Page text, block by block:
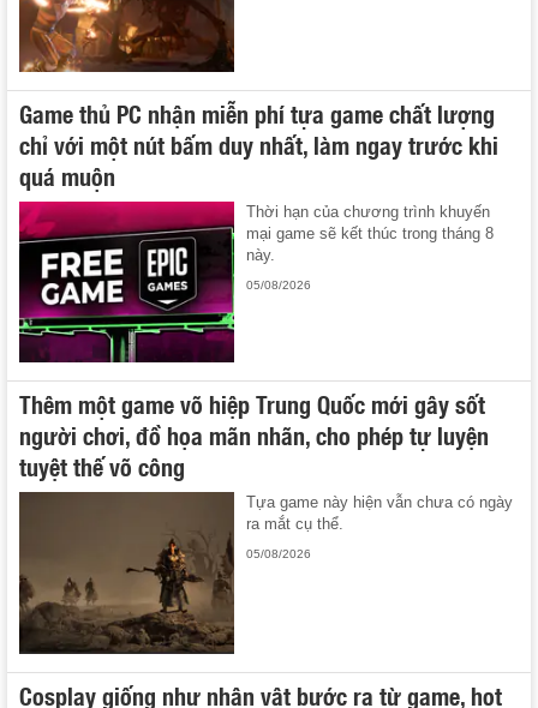
Game thủ PC nhận miễn phí tựa game chất lượng
chỉ với một nút bấm duy nhất, làm ngay trước khi
quá muộn
Thời hạn của chương trình khuyến
mại game sẽ kết thúc trong tháng 8
này.
05/08/2026
Thêm một game võ hiệp Trung Quốc mới gây sốt
người chơi, đồ họa mãn nhãn, cho phép tự luyện
tuyệt thế võ công
Tựa game này hiện vẫn chưa có ngày
ra mắt cụ thể.
05/08/2026
Cosplay giống như nhân vật bước ra từ game, hot